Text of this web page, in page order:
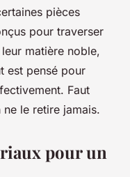
pièces
pour traverser
matière noble,
est pensé pour
Faut
le retire jamais.
pour un